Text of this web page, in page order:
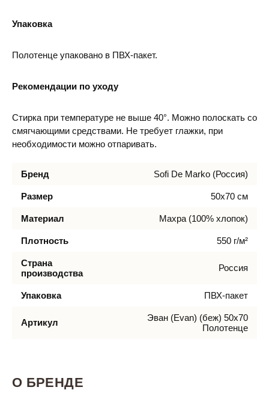
Упаковка
Полотенце упаковано в ПВХ-пакет.
Рекомендации по уходу
Стирка при температуре не выше 40°. Можно полоскать со
смягчающими средствами. Не требует глажки, при
необходимости можно отпаривать.
Бренд Sofi De Marko (Россия)
Размер 50х70 см
Материал Махра (100% хлопок)
Плотность 550 г/м²
Страна
производства
Россия
Упаковка ПВХ-пакет
Артикул
Эван (Evan) (беж) 50х70
Полотенце
О БРЕНДЕ